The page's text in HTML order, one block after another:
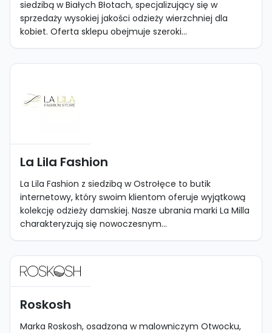
siedzibą w Białych Błotach, specjalizujący się w
sprzedaży wysokiej jakości odzieży wierzchniej dla
kobiet. Oferta sklepu obejmuje szeroki...
La Lila Fashion
La Lila Fashion z siedzibą w Ostrołęce to butik
internetowy, który swoim klientom oferuje wyjątkową
kolekcję odzieży damskiej. Nasze ubrania marki La Milla
charakteryzują się nowoczesnym...
Roskosh
Marka Roskosh, osadzona w malowniczym Otwocku,